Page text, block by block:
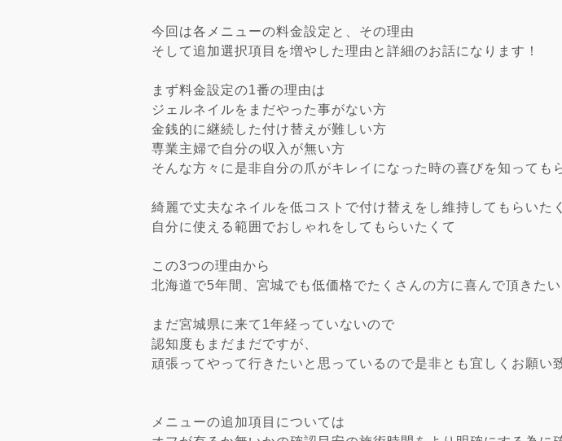
今回は各メニューの料金設定と、その理由
そして追加選択項目を増やした理由と詳細のお話になります！
まず料金設定の1番の理由は
ジェルネイルをまだやった事がない方
金銭的に継続した付け替えが難しい方
専業主婦で自分の収入が無い方
そんな方々に是非自分の爪がキレイになった時の喜びを知っても
綺麗で丈夫なネイルを低コストで付け替えをし維持してもらいた
自分に使える範囲でおしゃれをしてもらいたくて
この3つの理由から
北海道で5年間、宮城でも低価格でたくさんの方に喜んで頂きた
まだ宮城県に来て1年経っていないので
認知度もまだまだですが、
頑張ってやって行きたいと思っているので是非とも宜しくお願い
メニューの追加項目については